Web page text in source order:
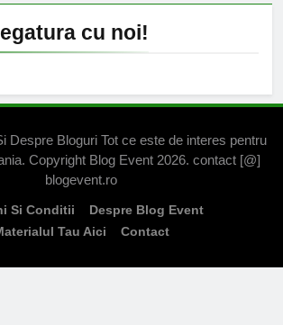
cu noi!
Despre Bloguri Tot ce este de interes pentru
Copyright Blog Event 2026. contact [@]
blogevent.ro
Si Conditii
Despre Blog Event
Tau Aici
Contact